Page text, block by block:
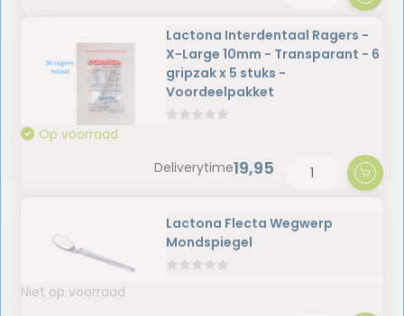
Lactona Interdentaal Ragers -
X-Large 10mm - Transparant - 6
gripzak x 5 stuks -
Voordeelpakket
Op voorraad
Deliverytime19,95
Lactona Flecta Wegwerp
Mondspiegel
Niet op voorraad